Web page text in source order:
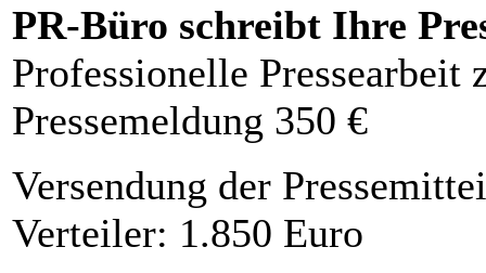
PR-Büro schreibt Ihre
Professionelle Pressearbeit
Pressemeldung 350 €
Versendung der
Verteiler: 1.850 Euro